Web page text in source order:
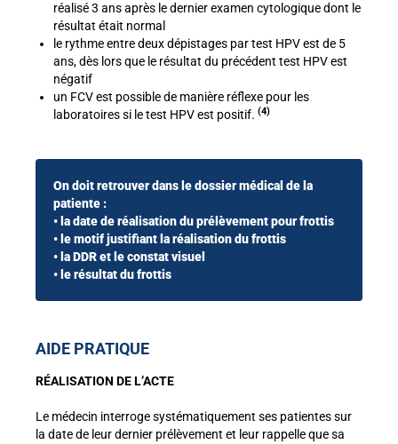
réalisé 3 ans après le dernier examen cytologique dont le
résultat était normal
le rythme entre deux dépistages par test HPV est de 5
ans, dès lors que le résultat du précédent test HPV est
négatif
un FCV est possible de manière réflexe pour les
laboratoires si le test HPV est positif. (4)
On doit retrouver dans le dossier médical de la
patiente :
• la date de réalisation du prélèvement pour frottis
• le motif justifiant la réalisation du frottis
• la DDR et le constat visuel
• le résultat du frottis
AIDE PRATIQUE
RÉALISATION DE L’ACTE
Le médecin interroge systématiquement ses patientes sur
la date de leur dernier prélèvement et leur rappelle que sa